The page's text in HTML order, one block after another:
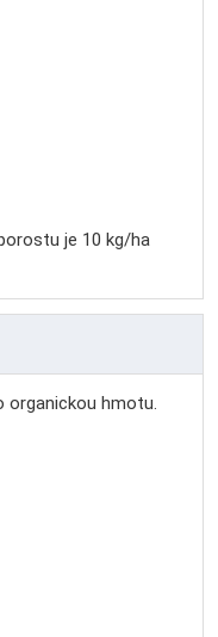
je 10 kg/ha
organickou hmotu.